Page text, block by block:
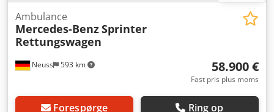
Neuss 593 km
Ambulance
Mercedes-BenzSprinter
Rettungswagen
58.900 €
Fast pris plus moms
Forespørge Ring op